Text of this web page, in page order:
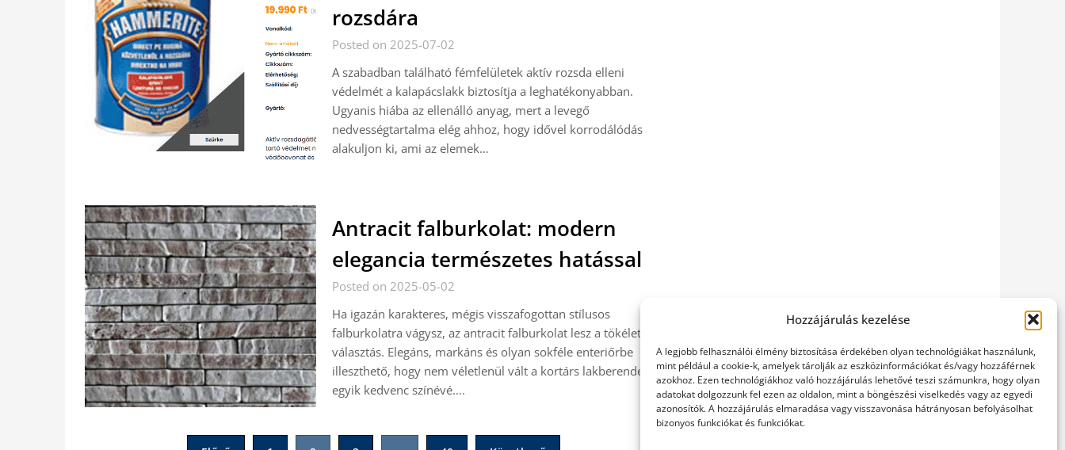
Hozzájárulás kezelése
A legjobb felhasználói élmény biztosítása érdekében olyan technológiákat használunk,
mint például a cookie-k, amelyek tárolják az eszközinformációkat és/vagy hozzáférnek
azokhoz. Ezen technológiákhoz való hozzájárulás lehetővé teszi számunkra, hogy olyan
adatokat dolgozzunk fel ezen az oldalon, mint a böngészési viselkedés vagy az egyedi
azonosítók. A hozzájárulás elmaradása vagy visszavonása hátrányosan befolyásolhat
bizonyos funkciókat és funkciókat.
rozsdára
Posted on 2025-07-02
A szabadban található fémfelületek aktív rozsda elleni
védelmét a kalapácslakk biztosítja a leghatékonyabban.
Ugyanis hiába az ellenálló anyag, mert a levegő
nedvességtartalma elég ahhoz, hogy idővel korrodálódás
alakuljon ki, ami az elemek…
Antracit falburkolat: modern
elegancia természetes hatással
Posted on 2025-05-02
Ha igazán karakteres, mégis visszafogottan stílusos
falburkolatra vágysz, az antracit falburkolat lesz a tökéletes
választás. Elegáns, markáns és olyan sokféle enteriőrbe
illeszthető, hogy nem véletlenül vált a kortárs lakberendezés
egyik kedvenc színévé….